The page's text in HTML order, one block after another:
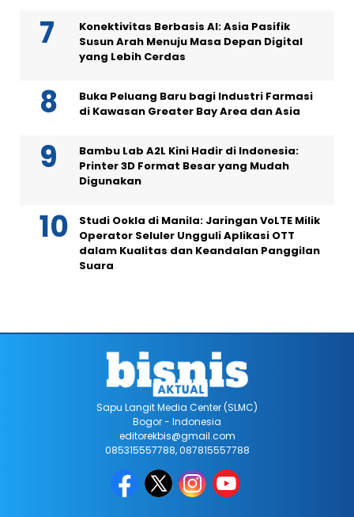
Konektivitas Berbasis AI: Asia Pasifik
Susun Arah Menuju Masa Depan Digital
yang Lebih Cerdas
Buka Peluang Baru bagi Industri Farmasi
di Kawasan Greater Bay Area dan Asia
Bambu Lab A2L Kini Hadir di Indonesia:
Printer 3D Format Besar yang Mudah
Digunakan
Studi Ookla di Manila: Jaringan VoLTE Milik
Operator Seluler Ungguli Aplikasi OTT
dalam Kualitas dan Keandalan Panggilan
Suara
Sapu Langit Media Center (SLMC)
Bogor - Indonesia
editorekbis@gmail.com
085315557788, 087815557788